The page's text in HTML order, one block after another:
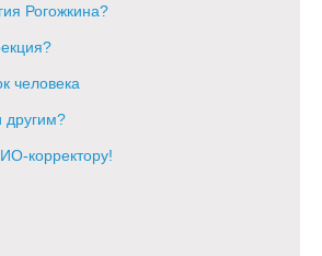
Рогожкина?
человека
другим?
корректору!